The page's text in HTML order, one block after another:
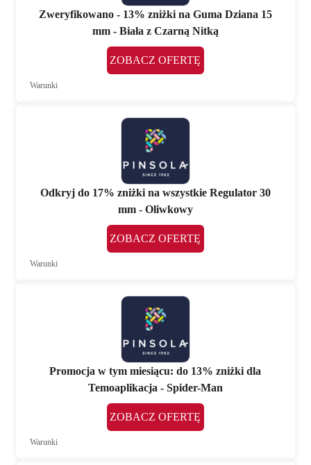
Zweryfikowano - 13% zniżki na Guma Dziana 15
mm - Biała z Czarną Nitką
ZOBACZ OFERTĘ
Warunki
Odkryj do 17% zniżki na wszystkie Regulator 30
mm - Oliwkowy
ZOBACZ OFERTĘ
Warunki
Promocja w tym miesiącu: do 13% zniżki dla
Temoaplikacja - Spider-Man
ZOBACZ OFERTĘ
Warunki